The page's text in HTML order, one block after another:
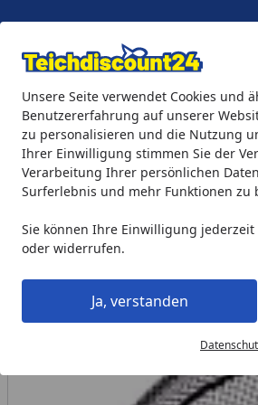
Unsere Seite verwendet Cookies und
Benutzererfahrung auf unserer
zu personalisieren und die Nutzung
Ihrer Einwilligung stimmen Sie der
Verarbeitung Ihrer persönlichen
Surferlebnis und mehr Funktionen zu
Sie können Ihre Einwilligung jederzeit
oder widerrufen.
Ja, verstanden
Eigene Montage-Teams
Teichprodukte Aquaristik Söll
Teichprodukte Teichpflege &